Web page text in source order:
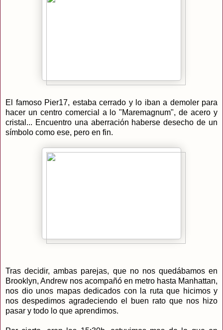
El famoso Pier17, estaba cerrado y lo iban a demoler para
hacer un centro comercial a lo "Maremagnum", de acero y
cristal... Encuentro una aberración haberse desecho de un
símbolo como ese, pero en fin.
Tras decidir, ambas parejas, que no nos quedábamos en
Brooklyn, Andrew nos acompañó en metro hasta Manhattan,
nos dio unos mapas dedicados con la ruta que hicimos y
nos despedimos agradeciendo el buen rato que nos hizo
pasar y todo lo que aprendimos.